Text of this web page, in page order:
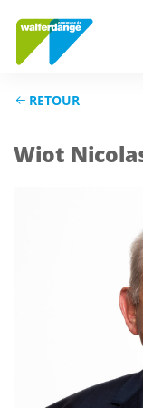
RETOUR
Wiot